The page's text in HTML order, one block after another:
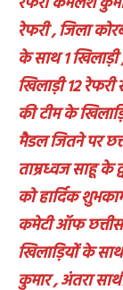
रेफरी , जिला
के साथ 1
खिलाड़ी 12
की टीम के
मैडल जितने पर
ताम्रध्वज साहू के
को हार्दिक
कमेटी ऑफ
खिलाड़ियों के
कुमार , अंतरा